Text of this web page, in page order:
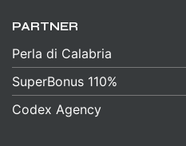
PARTNER
Perla di Calabria
SuperBonus 110%
Codex Agency